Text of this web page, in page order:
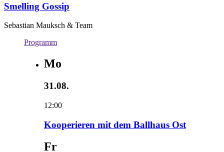
Smelling Gossip
Sebastian Mauksch & Team
Programm
Mo
31.08.
12:00
Kooperieren mit dem Ballhaus Ost
Fr